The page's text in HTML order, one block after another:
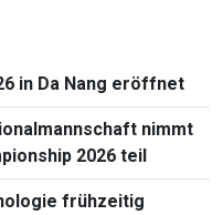
in Da Nang eröffnet
nimmt
2026 teil
frühzeitig